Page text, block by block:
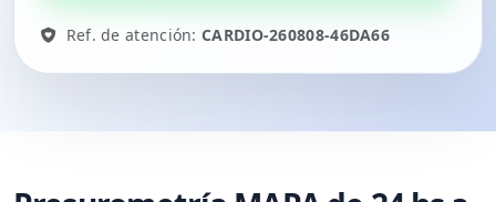
Ref. de atención:CARDIO-260808-46DA66